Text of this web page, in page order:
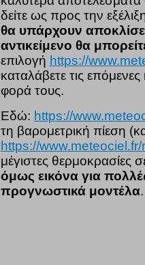
δείτε ως προς την
θα υπάρχουν
αντικείμενο θα
επιλογή https://
καταλάβετε τις
φορά τους.
Εδώ: https://
τη βαρομετρική πίεση
https://
μέγιστες θερμοκρασίες
όμως εικόνα για
προγνωστικά μοντέλα.